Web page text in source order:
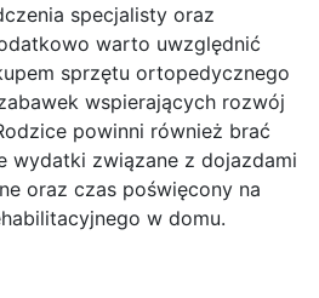
specjalisty oraz
warto uwzględnić
sprzętu ortopedycznego
wspierających rozwój
powinni również brać
wydatki związane z dojazdami
oraz czas poświęcony na
w domu.